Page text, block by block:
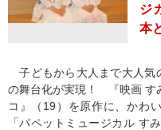
ジ
本
子どもから大人まで大人気
の舞台化が実現！ 『映画 す
コ』（19）を原作に、かわ
「パペットミュージカル す